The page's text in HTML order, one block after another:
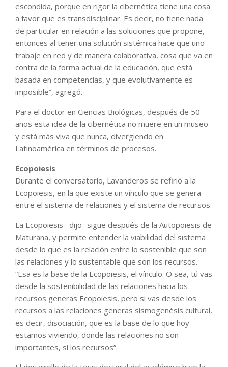
escondida, porque en rigor la cibernética tiene una cosa
a favor que es transdisciplinar. Es decir, no tiene nada
de particular en relación a las soluciones que propone,
entonces al tener una solución sistémica hace que uno
trabaje en red y de manera colaborativa, cosa que va en
contra de la forma actual de la educación, que está
basada en competencias, y que evolutivamente es
imposible”, agregó.
Para el doctor en Ciencias Biológicas, después de 50
años esta idea de la cibernética no muere en un museo
y está más viva que nunca, divergiendo en
Latinoamérica en términos de procesos.
Ecopoiesis
Durante el conversatorio, Lavanderos se refirió a la
Ecopoiesis, en la que existe un vínculo que se genera
entre el sistema de relaciones y el sistema de recursos.
La Ecopoiesis –dijo- sigue después de la Autopoiesis de
Maturana, y permite entender la viabilidad del sistema
desde lo que es la relación entre lo sostenible que son
las relaciones y lo sustentable que son los recursos.
“Esa es la base de la Ecopoiesis, el vínculo. O sea, tú vas
desde la sostenibilidad de las relaciones hacia los
recursos generas Ecopoiesis, pero si vas desde los
recursos a las relaciones generas sismogenésis cultural,
es decir, disociación, que es la base de lo que hoy
estamos viviendo, donde las relaciones no son
importantes, sí los recursos”.